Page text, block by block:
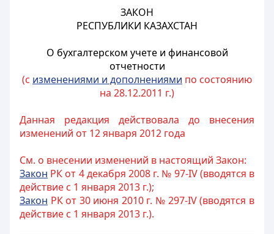
ЗАКОН
РЕСПУБЛИКИ КАЗАХСТАН
О бухгалтерском учете и финансовой
отчетности
(с изменениями и дополнениями по состоянию
на 28.12.2011 г.)
Данная редакция действовала до внесения
изменений от 12 января 2012 года
См. о внесении изменений в настоящий Закон:
Закон РК от 4 декабря 2008 г. № 97-IV (вводятся в
действие с 1 января 2013 г.);
Закон РК от 30 июня 2010 г. № 297-IV (вводятся в
действие с 1 января 2013 г.).